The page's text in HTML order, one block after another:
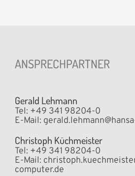
ANSPRECHPARTNER
Gerald Lehmann
Tel: +49 341 98204-0
E-Mail:
Christoph Küchmeister
Tel: +49 341 98204-0
E-Mail:
computer.de